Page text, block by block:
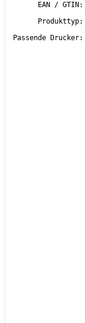
EAN / GTIN:
Produkttyp:
Passende Drucker: